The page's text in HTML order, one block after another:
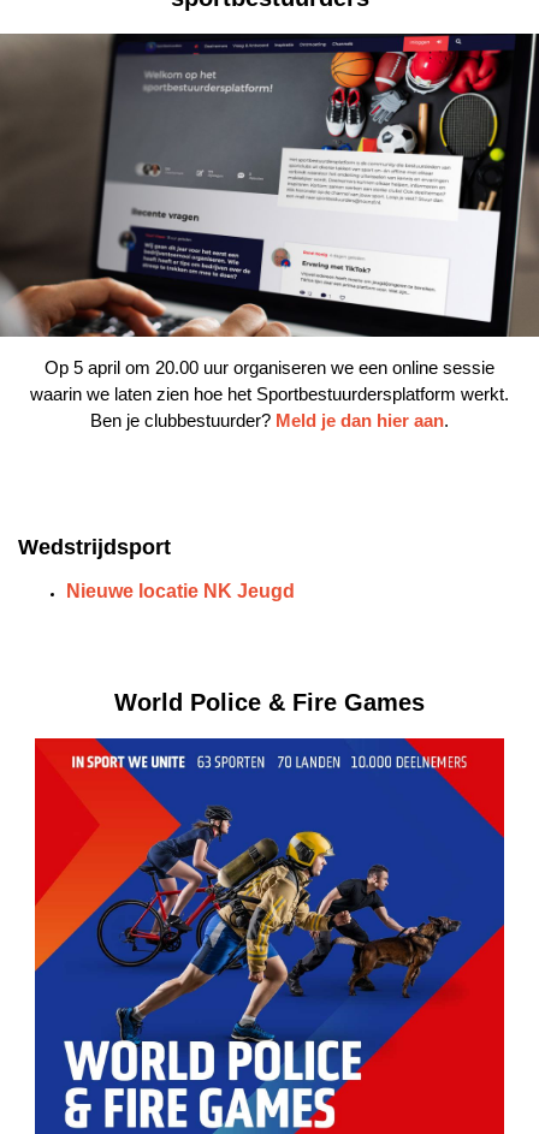
Op 5 april om 20.00 uur organiseren we een online sessie
waarin we laten zien hoe het Sportbestuurdersplatform werkt.
Ben je clubbestuurder? Meld je dan hier aan.
Wedstrijdsport
Nieuwe locatie NK Jeugd
World Police & Fire Games